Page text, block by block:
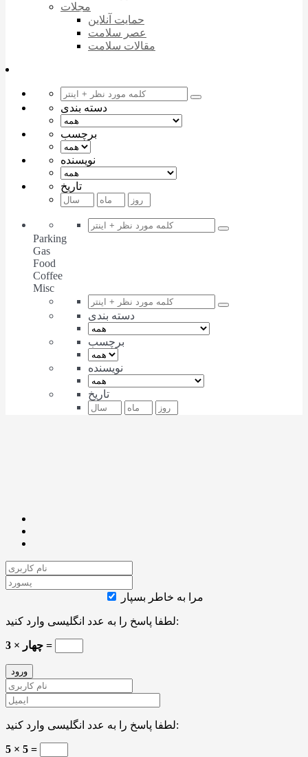
مجلات
حمایت آنلاین
عصر سلامت
مقالات سلامت
دسته بندی
برچسب
نویسنده
تاریخ
Parking
Gas
Food
Coffee
Misc
دسته بندی
برچسب
نویسنده
تاریخ
مرا به خاطر بسپار
لطفا پاسخ را به عدد انگلیسی وارد کنید:
چهار × 3 =
لطفا پاسخ را به عدد انگلیسی وارد کنید:
5 × 5 =